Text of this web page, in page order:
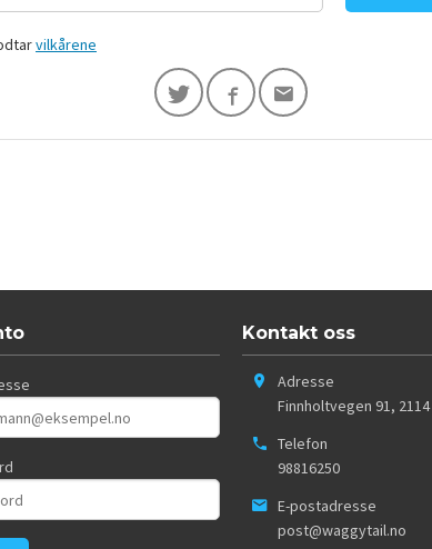
vilkårene
Kontakt oss
Adresse
Finnholtvegen 91, 2114
Telefon
98816250
E-postadresse
post@waggytail.no